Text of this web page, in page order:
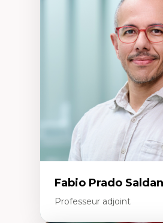
Travail social, action et
Fondements de
nouvelles pratiques en
éducation inclusive
Minorités linguistiques, offre
francophonie plurielle en
linguistique minoritaire
Études critiques sur le
neurodiversité, l'agentivité
Intersectionnalité et réalités
Méthodes d’interventions et
antiraciste, décoloniale,
Approche interculturelle
Pair-aidance, proche
choisie et soutien mutuel
Intervention de groupe,
Recherche participative
et centrée sur la primauté de
Fabio Prado
Professeur adjoint